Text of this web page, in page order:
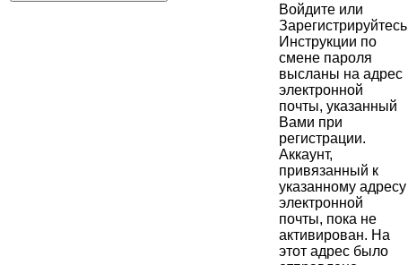
Войдите или
Зарегистрируйтесь
Инструкции по
смене пароля
высланы на адрес
электронной
почты, указанный
Вами при
регистрации.
Аккаунт,
привязанный к
указанному адресу
электронной
почты, пока не
активирован. На
этот адрес было